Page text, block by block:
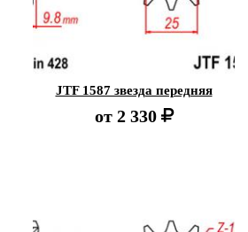
JTF 1587 звезда передняя
от 2 330